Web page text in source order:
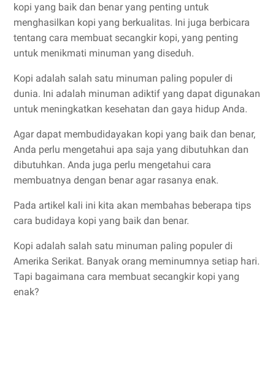
kopi yang baik dan benar yang penting untuk
menghasilkan kopi yang berkualitas. Ini juga berbicara
tentang cara membuat secangkir kopi, yang penting
untuk menikmati minuman yang diseduh.
Kopi adalah salah satu minuman paling populer di
dunia. Ini adalah minuman adiktif yang dapat digunakan
untuk meningkatkan kesehatan dan gaya hidup Anda.
Agar dapat membudidayakan kopi yang baik dan benar,
Anda perlu mengetahui apa saja yang dibutuhkan dan
dibutuhkan. Anda juga perlu mengetahui cara
membuatnya dengan benar agar rasanya enak.
Pada artikel kali ini kita akan membahas beberapa tips
cara budidaya kopi yang baik dan benar.
Kopi adalah salah satu minuman paling populer di
Amerika Serikat. Banyak orang meminumnya setiap hari.
Tapi bagaimana cara membuat secangkir kopi yang
enak?